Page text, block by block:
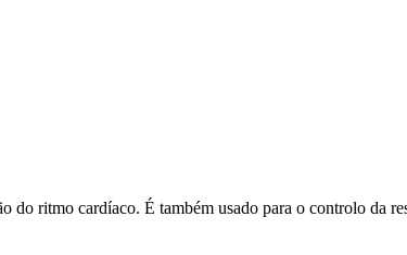
do ritmo cardíaco. É também usado para o controlo da